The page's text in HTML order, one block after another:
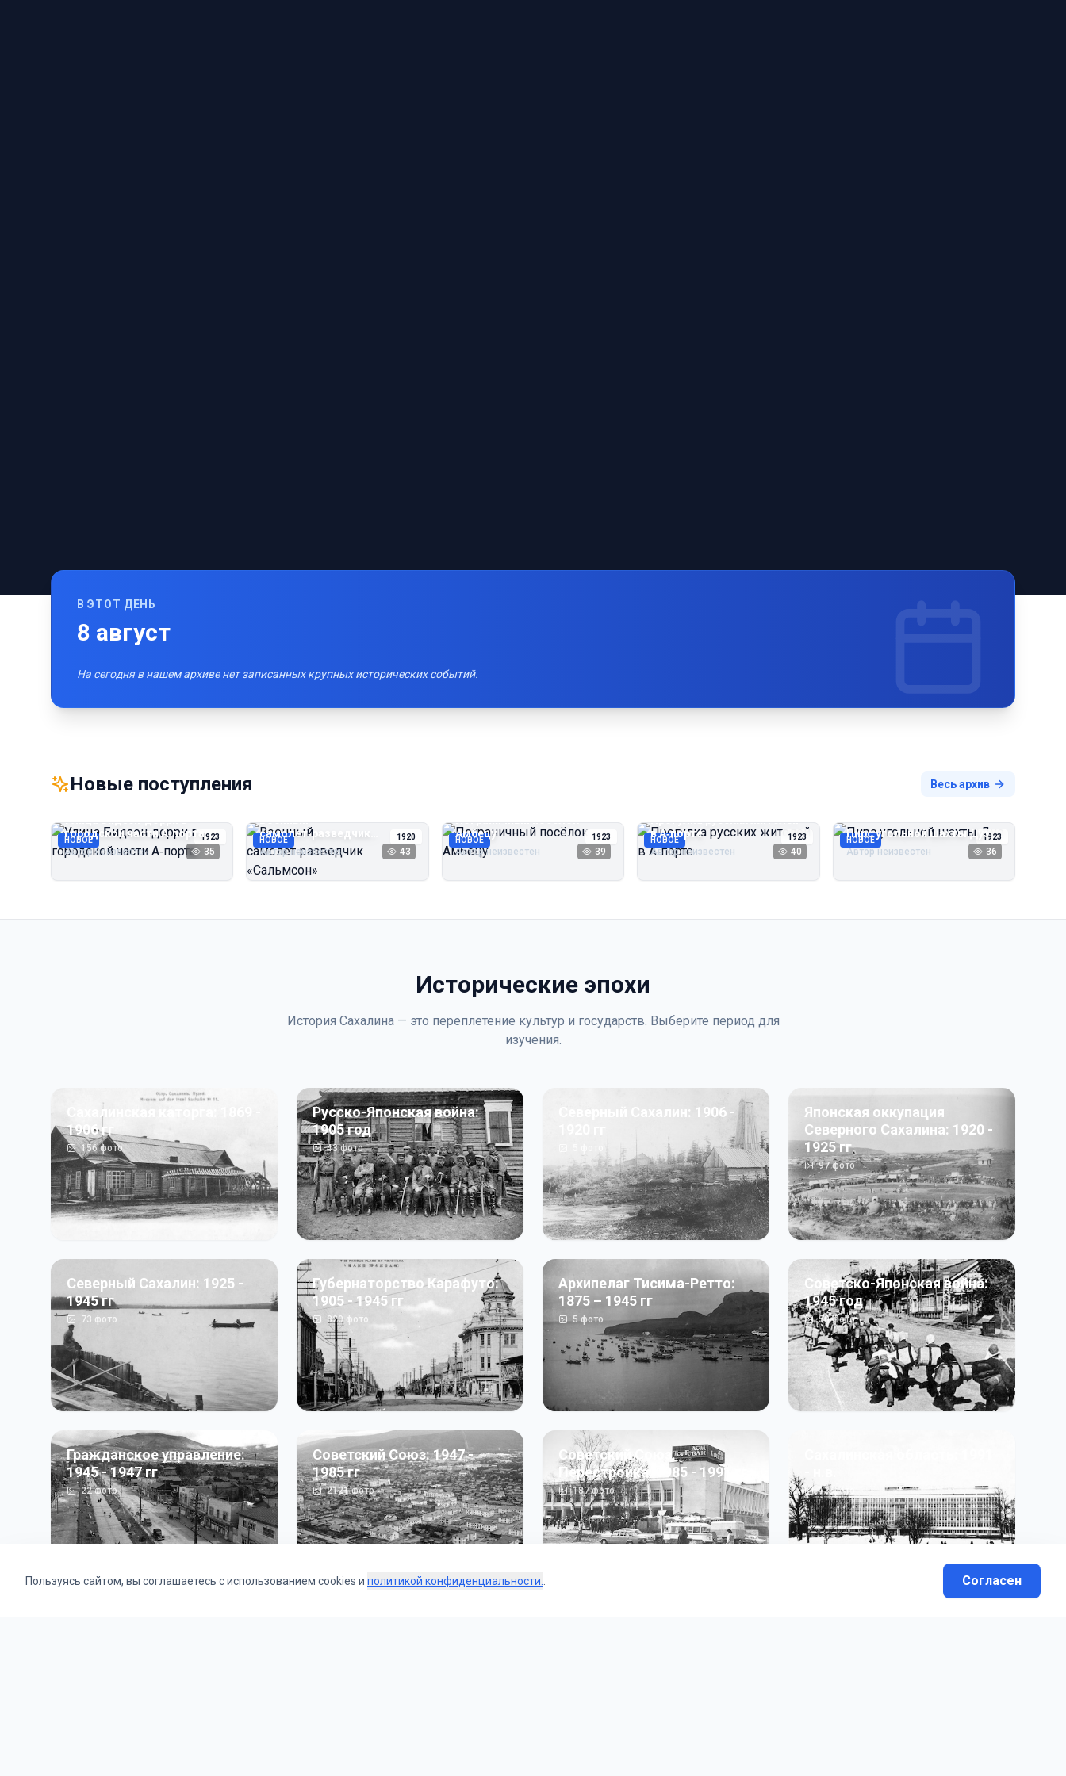
В ЭТОТ ДЕНЬ
8 август
На сегодня в нашем архиве нет записанных крупных исторических событий.
Новые поступления Весь архив
НОВОЕ 1923
Улица Бидзэн‑дорри в
городской части А‑порта
Автор неизвестен 35
НОВОЕ 1920
Военный
самолёт‑разведчик
«Сальмсон»
Автор неизвестен 43
НОВОЕ 1923
Пограничный посёлок
Амбецу
Автор неизвестен 39
НОВОЕ 1923
Прогулка русских жителей
в А‑порте
Автор неизвестен 40
НОВОЕ 1923
Пирс угольной шахты Дуэ
Автор неизвестен 36
Исторические эпохи
История Сахалина — это переплетение культур и государств. Выберите период для
изучения.
Сахалинская каторга: 1869 -
1906 гг
156фото
Русско-Японская война:
1905 год
43фото
Северный Сахалин: 1906 -
Японская оккупация
Северного Сахалина: 1920 -
1925 гг
97фото
Северный Сахалин: 1925 -
1945 гг
73 фото
Губернаторство Карафуто:
1905 - 1945 гг
820фото
Архипелаг Тисима-Ретто:
1875 – 1945 гг
5фото
Советско-Японская война:
1945 год
50фото
Гражданское управление:
1945 - 1947 гг
22фото
Советский Союз: 1947 -
1985 гг
2121фото
Советский Союз.
Перестройка: 1985 - 1991 гг
187фото 13фото
Пользуясь сайтом, вы соглашаетесь с использованием cookies и политикой конфиденциальности. Согласен